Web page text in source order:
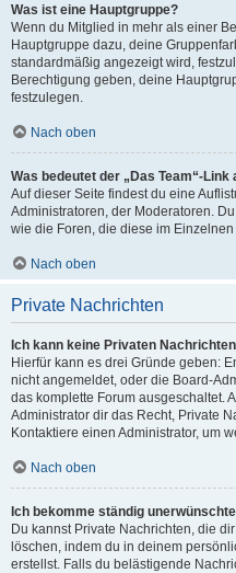
Was ist eine Hauptgruppe?
Wenn du Mitglied in mehr als einer
Hauptgruppe dazu, deine
standardmäßig angezeigt wird,
Berechtigung geben, deine
festzulegen.
Nach oben
Was bedeutet der „Das Team“-
Auf dieser Seite findest du eine
Administratoren, der Moderatoren.
wie die Foren, die diese im
Nach oben
Private Nachrichten
Ich kann keine Privaten
Hierfür kann es drei Gründe geben:
nicht angemeldet, oder die Board-
das komplette Forum ausgeschaltet.
Administrator dir das Recht, Private
Kontaktiere einen Administrator, um
Nach oben
Ich bekomme ständig
Du kannst Private Nachrichten, die
löschen, indem du in deinem
erstellst. Falls du belästigende